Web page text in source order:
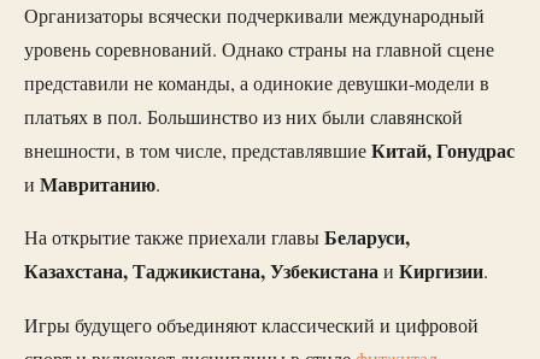
Организаторы всячески подчеркивали международный
уровень соревнований. Однако страны на главной сцене
представили не команды, а одинокие девушки-модели в
платьях в пол. Большинство из них были славянской
внешности, в том числе, представлявшиеКитай, Гонудрас
и Мавританию.
На открытие также приехали главыБеларуси,
Казахстана, Таджикистана, Узбекистанаи Киргизии.
Игры будущего объединяют классический и цифровой